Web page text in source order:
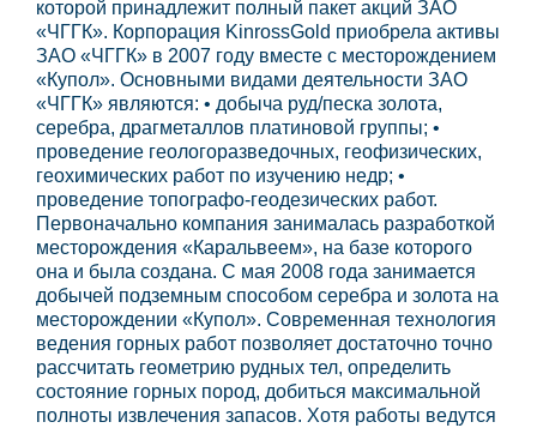
которой принадлежит полный пакет акций ЗАО
«ЧГГК». Корпорация KinrossGold приобрела активы
ЗАО «ЧГГК» в 2007 году вместе с месторождением
«Купол». Основными видами деятельности ЗАО
«ЧГГК» являются: • добыча руд/песка золота,
серебра, драгметаллов платиновой группы; •
проведение геологоразведочных, геофизических,
геохимических работ по изучению недр; •
проведение топографо-геодезических работ.
Первоначально компания занималась разработкой
месторождения «Каральвеем», на базе которого
она и была создана. С мая 2008 года занимается
добычей подземным способом серебра и золота на
месторождении «Купол». Современная технология
ведения горных работ позволяет достаточно точно
рассчитать геометрию рудных тел, определить
состояние горных пород, добиться максимальной
полноты извлечения запасов. Хотя работы ведутся